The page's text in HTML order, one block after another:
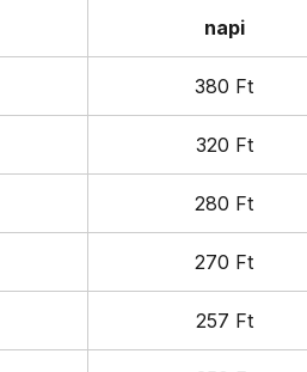
napi
380 Ft
320 Ft
280 Ft
270 Ft
257 Ft